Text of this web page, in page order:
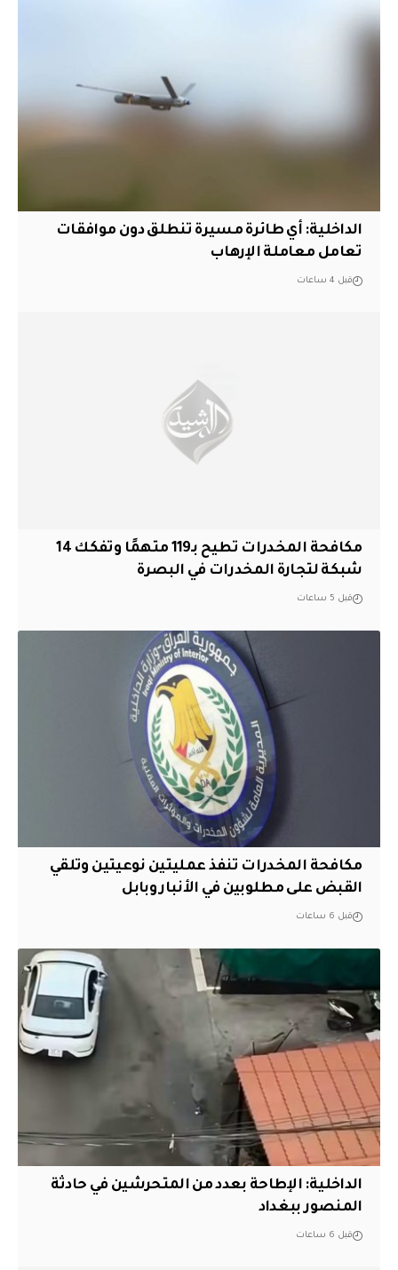
الداخلية: أي طائرة مسيرة تنطلق دون موافقات
تعامل معاملة الإرهاب
قبل 4 ساعات
مكافحة المخدرات تطيح بـ119 متهمًا وتفكك 14
شبكة لتجارة المخدرات في البصرة
قبل 5 ساعات
مكافحة المخدرات تنفذ عمليتين نوعيتين وتلقي
القبض على مطلوبين في الأنبار وبابل
قبل 6 ساعات
الداخلية: الإطاحة بعدد من المتحرشين في حادثة
المنصور ببغداد
قبل 6 ساعات